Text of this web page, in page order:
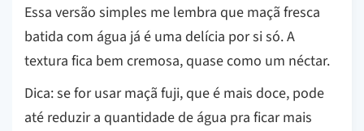
Essa versão simples me lembra que maçã fresca
batida com água já é uma delícia por si só. A
textura fica bem cremosa, quase como um néctar.
Dica: se for usar maçã fuji, que é mais doce, pode
até reduzir a quantidade de água pra ficar mais